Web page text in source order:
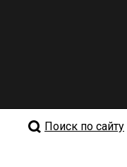
Поиск по сайту